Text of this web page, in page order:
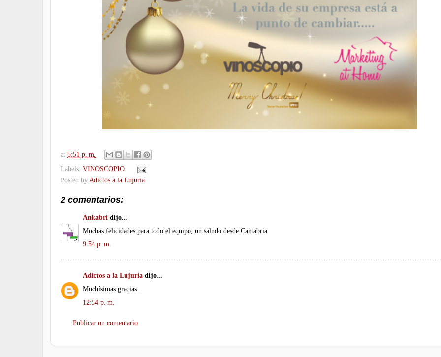
at 5:51 p. m.
Labels: VINOSCOPIO
Posted byAdictos a la Lujuria
2 comentarios:
Ankabri dijo...
Muchas felicidades para todo el equipo, un saludo desde Cantabria
9:54 p. m.
Adictos a la Lujuria dijo...
Muchísimas gracias.
12:54 p. m.
Publicar un comentario